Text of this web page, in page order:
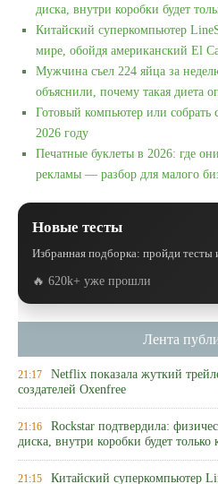
диска, внутри коробки будет
Китайский суперкомпьютер
мире, обойдя американский El
Мужчина съел 224 яйца за
объяснили, почему такая диета
Готовый компьютер или
2026 году
Печатные буклеты в 2026: где
рекламы — разбор для малого
Новые тесты
Избранная подборка: пройди тесты
🔥 620k+ уже прошли
Лента
21:17 Netflix показала жуткий
создателей Oxenfree
21:16 Rockstar подтвердила:
диска, внутри коробки будет только
21:15 Китайский суперкомпьютер